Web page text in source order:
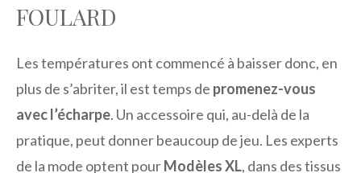
FOULARD
Les températures ont commencé à baisser donc, en
plus de s’abriter, il est temps de promenez-vous
avec l’écharpe. Un accessoire qui, au-delà de la
pratique, peut donner beaucoup de jeu. Les experts
de la mode optent pourModèles XL, dans des tissus